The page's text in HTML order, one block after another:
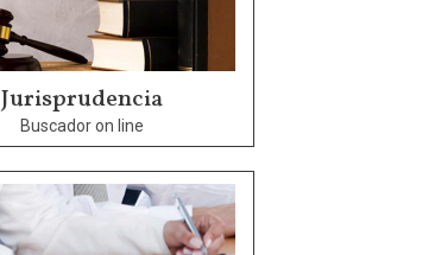
Jurisprudencia
Buscador on line